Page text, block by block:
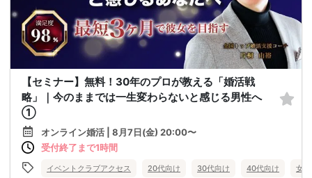
【セミナー】無料！30年のプロが教える「婚活戦
略」｜今のままでは一生変わらないと感じる男性へ
①
オンライン婚活 | 8月7日(金) 20:00〜
受付終了まで1時間
イベントクラブアクセス 20代向け 30代向け 40代向け 女